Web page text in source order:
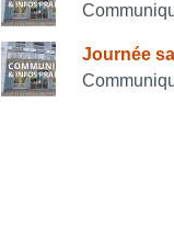
Journée